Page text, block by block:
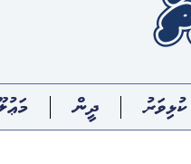
ކުޅިވަރު ދީން